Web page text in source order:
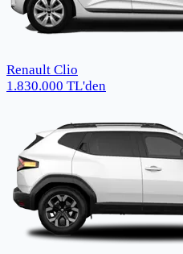
Renault Clio
1.830.000 TL'den